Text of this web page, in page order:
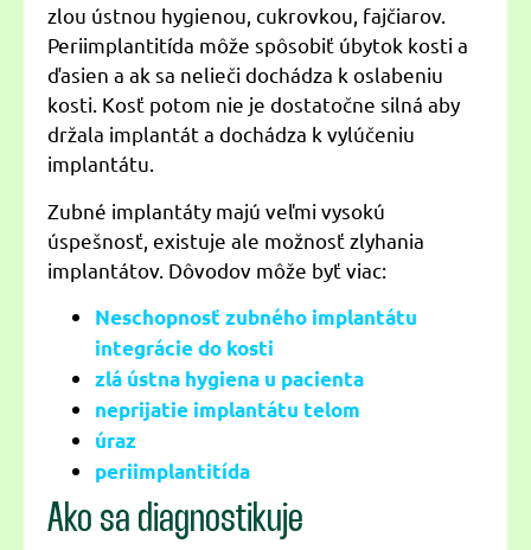
zlou ústnou hygienou, cukrovkou, fajčiarov.
Periimplantitída môže spôsobiť úbytok kosti a
ďasien a ak sa nelieči dochádza k oslabeniu
kosti. Kosť potom nie je dostatočne silná aby
držala implantát a dochádza k vylúčeniu
implantátu.
Zubné implantáty majú veľmi vysokú
úspešnosť, existuje ale možnosť zlyhania
implantátov. Dôvodov môže byť viac:
Neschopnosť zubného implantátu
integrácie do kosti
zlá ústna hygiena u pacienta
neprijatie implantátu telom
úraz
periimplantitída
Ako sa diagnostikuje